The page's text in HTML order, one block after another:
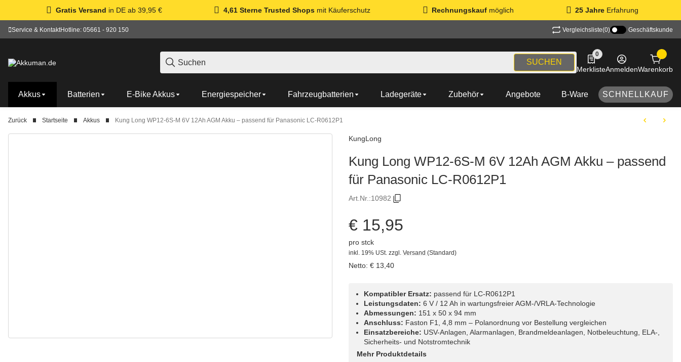
Gratis Versand in DE ab 39,95 € 4,61 Sterne Trusted Shopsmit Käuferschutz Rechnungskauf möglich 25 Jahre Erfahrung
Service & KontaktHotline: 05661 - 920 150 Vergleichsliste(0) Geschäftskunde
SUCHEN
0
0 Produkte in der Liste
MerklisteAnmeldenWarenkorb
Akkus Batterien E-Bike Akkus Energiespeicher Fahrzeugbatterien Ladegeräte Zubehör Angebote B-Ware SCHNELLKAUF
Zurück Startseite Akkus Kung Long WP12-6S-M 6V 12Ah AGM Akku – passend für Panasonic LC-R0612P1
KungLong
Kung Long WP12-6S-M 6V 12Ah AGM Akku – passend
für Panasonic LC-R0612P1
Art.Nr.:10982
€ 15,95
pro stck
inkl. 19% USt. zzgl. Versand (Standard)
Netto: € 13,40
Kompatibler Ersatz: passend für LC-R0612P1
Leistungsdaten: 6 V / 12 Ah in wartungsfreier AGM-/VRLA-Technologie
Abmessungen: 151 x 50 x 94 mm
Anschluss: Faston F1, 4,8 mm – Polanordnung vor Bestellung vergleichen
Einsatzbereiche: USV-Anlagen, Alarmanlagen, Brandmeldeanlagen, Notbeleuchtung, ELA-,
Sicherheits- und Notstromtechnik
Mehr Produktdetails